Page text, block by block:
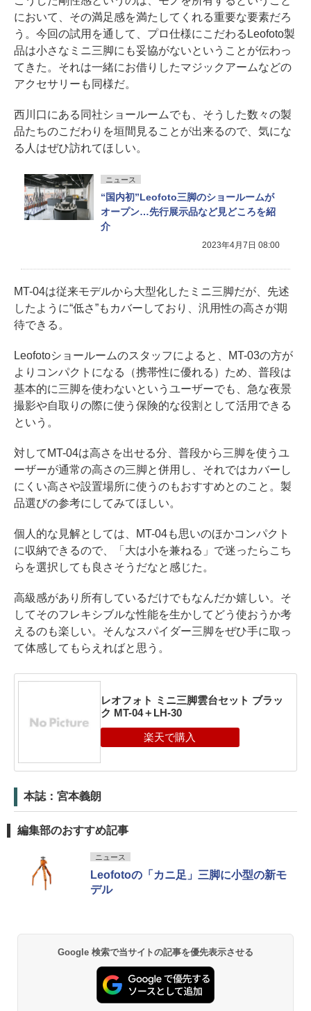
において、その満足感を満たしてくれる重要な要素だろ
う。今回の試用を通して、プロ仕様にこだわるLeofoto製
品は小さなミニ三脚にも妥協がないということが伝わっ
てきた。それは一緒にお借りしたマジックアームなどの
アクセサリーも同様だ。
西川口にある同社ショールームでも、そうした数々の製
品たちのこだわりを垣間見ることが出来るので、気にな
る人はぜひ訪れてほしい。
ニュース
“国内初”Leofoto三脚のショールームが
オープン…先行展示品など見どころを紹
介
2023年4月7日 08:00
MT-04は従来モデルから大型化したミニ三脚だが、先述
したように“低さ”もカバーしており、汎用性の高さが期
待できる。
Leofotoショールームのスタッフによると、MT-03の方が
よりコンパクトになる（携帯性に優れる）ため、普段は
基本的に三脚を使わないというユーザーでも、急な夜景
撮影や自取りの際に使う保険的な役割として活用できる
という。
対してMT-04は高さを出せる分、普段から三脚を使うユ
ーザーが通常の高さの三脚と併用し、それではカバーし
にくい高さや設置場所に使うのもおすすめとのこと。製
品選びの参考にしてみてほしい。
個人的な見解としては、MT-04も思いのほかコンパクト
に収納できるので、「大は小を兼ねる」で迷ったらこち
らを選択しても良さそうだなと感じた。
高級感があり所有しているだけでもなんだか嬉しい。そ
してそのフレキシブルな性能を生かしてどう使おうか考
えるのも楽しい。そんなスパイダー三脚をぜひ手に取っ
て体感してもらえればと思う。
レオフォト ミニ三脚雲台セット ブラッ
ク MT-04＋LH-30
本誌：宮本義朗
編集部のおすすめ記事
ニュース
Leofotoの「カニ足」三脚に小型の新モ
デル
Google 検索で当サイトの記事を優先表示させる